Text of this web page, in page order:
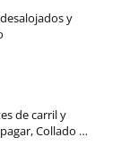
y
de carril y
Collado …